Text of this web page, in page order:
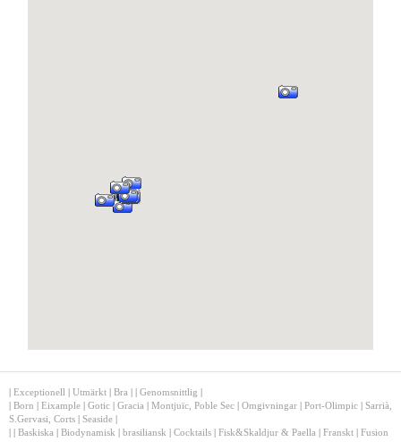
| Exceptionell | Utmärkt | Bra | | Genomsnittlig |
| Born | Eixample | Gotic | Gracia | Montjuïc, Poble Sec | Omgivningar | Port-Olimpic | Sarrià,
S.Gervasi, Corts | Seaside |
| | Baskiska | Biodynamisk | brasiliansk | Cocktails | Fisk&Skaldjur & Paella | Franskt | Fusion